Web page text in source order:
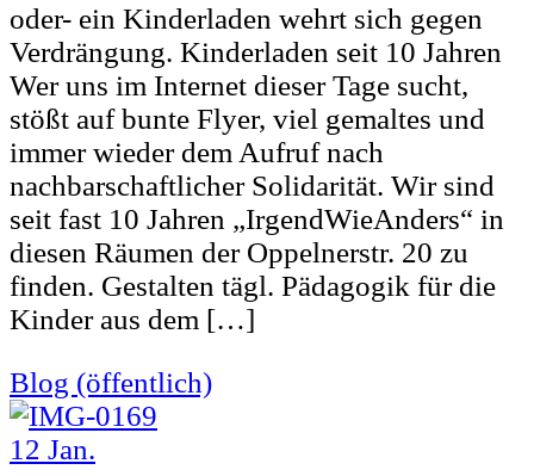
oder- ein Kinderladen wehrt sich gegen
Verdrängung. Kinderladen seit 10 Jahren
Wer uns im Internet dieser Tage sucht,
stößt auf bunte Flyer, viel gemaltes und
immer wieder dem Aufruf nach
nachbarschaftlicher Solidarität. Wir sind
seit fast 10 Jahren „IrgendWieAnders“ in
diesen Räumen der Oppelnerstr. 20 zu
finden. Gestalten tägl. Pädagogik für die
Kinder aus dem […]
Blog (öffentlich)
12 Jan.